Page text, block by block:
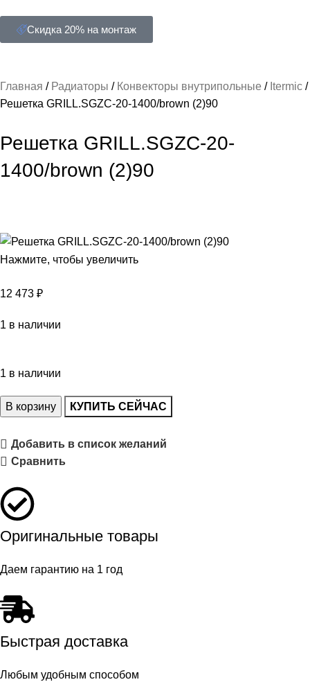
Скидка 20% на монтаж
Главная Радиаторы Конвекторы внутрипольные
Itermic
Решетка GRILL.SGZC-20-1400/brown (2)90
Решетка GRILL.SGZC-20-
1400/brown (2)90
Нажмите, чтобы увеличить
12 473 ₽
1 в наличии
1 в наличии
В корзину КУПИТЬ СЕЙЧАС
Добавить в список желаний
Сравнить
Оригинальные товары
Даем гарантию на 1 год
Быстрая доставка
Любым удобным способом